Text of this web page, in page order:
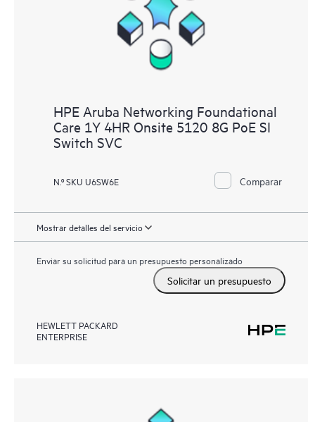
HPE Aruba Networking Foundational
Care 1Y 4HR Onsite 5120 8G PoE SI
Switch SVC
N.º SKU U6SW6E Comparar
Mostrar detalles del servicio
Enviar su solicitud para un presupuesto personalizado
Solicitar un presupuesto
HEWLETT PACKARD
ENTERPRISE